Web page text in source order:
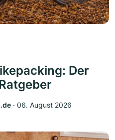
Der
‧ 06. August 2026